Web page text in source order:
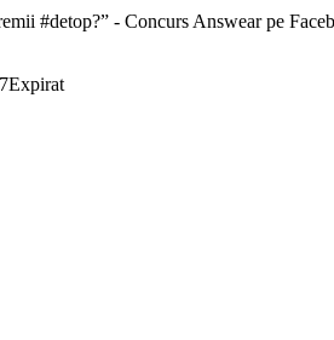
#detop?” - Concurs Answear pe
Expirat